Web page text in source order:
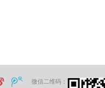
微信二维码：